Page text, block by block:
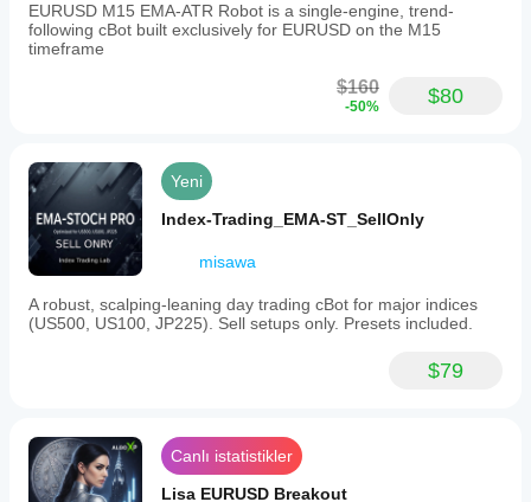
EURUSD M15 EMA-ATR Robot is a single-engine, trend-
following cBot built exclusively for EURUSD on the M15
timeframe
$160
-50% $80
Yeni
Index-Trading_EMA-ST_SellOnly
misawa
A robust, scalping-leaning day trading cBot for major indices
(US500, US100, JP225). Sell setups only. Presets included.
$79
Canlı istatistikler
Lisa EURUSD Breakout